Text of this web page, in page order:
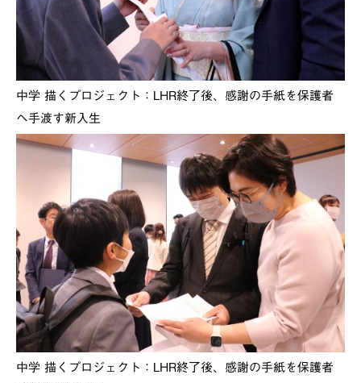
中学 描くプロジェクト：LHR終了後、感謝の手紙を保護者
へ手渡す新入生
中学 描くプロジェクト：LHR終了後、感謝の手紙を保護者